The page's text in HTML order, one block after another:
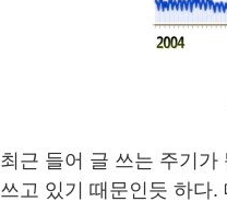
최근 들어 글 쓰는 주기
쓰고 있기 때문인듯 하다